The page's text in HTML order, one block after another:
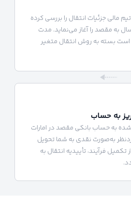
مالی جزئیات انتقال را بررسی کرده
به مقصد را آغاز می‌نماید. مدت
بسته به روش انتقال متغیر
به حساب
به حساب بانکی مقصد در امارات
به‌صورت نقدی به شما تحویل
فرآیند، تأییدیه انتقال به